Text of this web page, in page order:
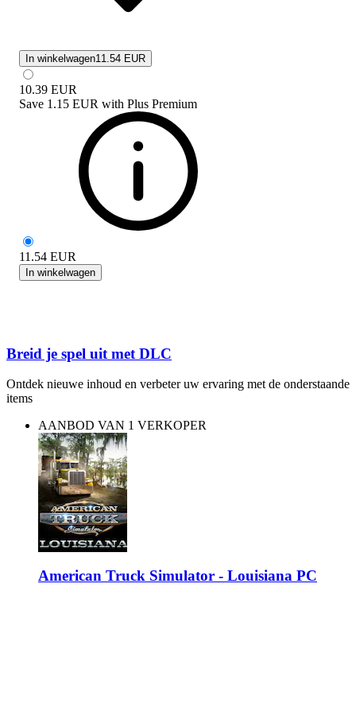
In winkelwagen11.54 EUR
10.39 EUR
Save 1.15 EUR with Plus Premium
11.54 EUR
In winkelwagen
Breid je spel uit met DLC
Ontdek nieuwe inhoud en verbeter uw ervaring met de onderstaande
items
AANBOD VAN 1 VERKOPER
American Truck Simulator - Louisiana PC